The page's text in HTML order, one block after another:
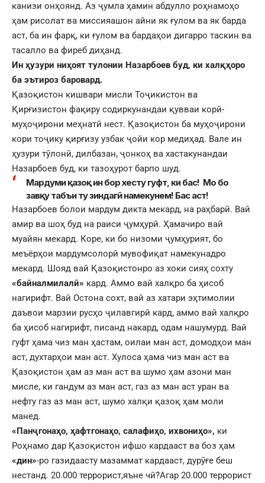
канизи онҳоянд. Аз ҷумла ҳамин абдулло роҳнамоҳо
ҳам рисолат ва миссияашон айни як ғулом ва як барда
аст, ба ин фарқ, ки ғулом ва бардаҳои дигарро таскин ва
тасалло ва фиреб диҳанд.
Ин ҳузури ниҳоят тулонии Назарбоев буд, ки халқҳоро
ба эътироз баровард.
Қазоқистон кишвари мисли Тоҷикистон ва
Қирғизистон фақиру содиркунандаи қувваи корӣ-
муҳоҷирони меҳнатӣ нест. Қазоқистон ба муҳоҷирони
кори тоҷику қирғизу узбак ҷойи кор медиҳад. Вале ин
ҳузури тӯлонӣ, дилбазан, ҷонкоҳ ва хастакунандаи
Назарбоев буд, ки тазоҳурот барпо шуд.
Мардуми қазоқ ин бор хесту гуфт, ки бас! Мо бо
завқу табъи ту зиндагӣ намекунем! Бас аст!
Назарбоев болои мардум дикта мекард, на раҳбарӣ. Вай
амир ва шоҳ буд на раиси ҷумҳурӣ. Ҳамачиро вай
муайян мекард. Коре, ки бо низоми ҷумҳурият, бо
меъёрҳои мардумсолорӣ мувофиқат намекунадро
мекард. Шояд вай Қазоқистонро аз хоки сияҳ сохту
«байналмилалӣ» кард. Аммо вай халқро ба ҳисоб
нагирифт. Вай Остона сохт, вай аз хатари эҳтимолии
даъвои марзии русҳо ҷилавгирӣ кард, аммо вай халқро
ба ҳисоб нагирифт, писанд накард, одам нашумурд. Вай
гуфт ҳама чиз ман ҳастам, оилаи ман аст, домодҳои ман
аст, духтарҳои ман аст. Хулоса ҳама чиз ман аст ва
Қазоқистон ҳам аз ман аст ва шумо ҳам азони ман
мисле, ки гандум аз ман аст, газ аз ман аст уран ва
нефту газ аз ман аст, шумо халқи қазоқ ҳам моли
манед.
«Панҷгонаҳо, ҳафтгонаҳо, салафиҳо, ихвониҳо», ки
Роҳнамо дар Қазоқистон ифшо кардааст ва боз ҳам
«дин»-ро газидаасту мазаммат кардааст, дурӯғе беш
нестанд. 20.000 террорист,яъне чӣ?Агар 20.000 террорист